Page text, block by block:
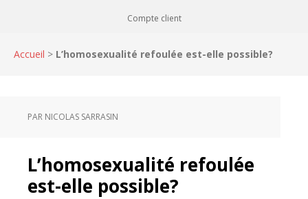
Compte client
Accueil > L’homosexualité refoulée est-elle possible?
PAR NICOLAS SARRASIN
L’homosexualité refoulée
est-elle possible?